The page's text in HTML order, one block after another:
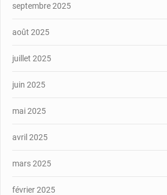
septembre 2025
août 2025
juillet 2025
juin 2025
mai 2025
avril 2025
mars 2025
février 2025